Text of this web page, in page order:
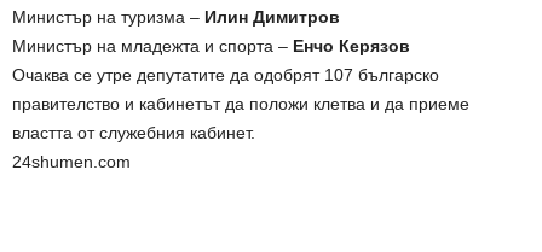
Министър на туризма – Илин Димитров
Министър на младежта и спорта – Енчо Керязов
Очаква се утре депутатите да одобрят 107 българско
правителство и кабинетът да положи клетва и да приеме
властта от служебния кабинет.
24shumen.com